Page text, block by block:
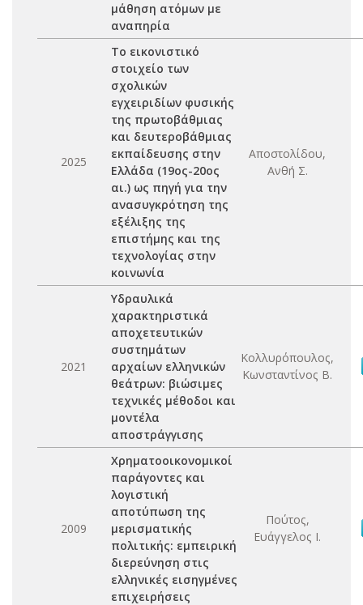
μάθηση ατόμων με
αναπηρία
2025
Το εικονιστικό
στοιχείο των
σχολικών
εγχειριδίων φυσικής
της πρωτοβάθμιας
και δευτεροβάθμιας
εκπαίδευσης στην
Ελλάδα (19ος-20ος
αι.) ως πηγή για την
ανασυγκρότηση της
εξέλιξης της
επιστήμης και της
τεχνολογίας στην
κοινωνία
Αποστολίδου,
Ανθή Σ.
2021
Υδραυλικά
χαρακτηριστικά
αποχετευτικών
συστημάτων
αρχαίων ελληνικών
θεάτρων: βιώσιμες
τεχνικές μέθοδοι και
μοντέλα
αποστράγγισης
Κολλυρόπουλος,
Κωνσταντίνος Β.
2009
Χρηματοοικονομικοί
παράγοντες και
λογιστική
αποτύπωση της
μερισματικής
πολιτικής: εμπειρική
διερεύνηση στις
ελληνικές εισηγμένες
επιχειρήσεις
Πούτος,
Ευάγγελος Ι.